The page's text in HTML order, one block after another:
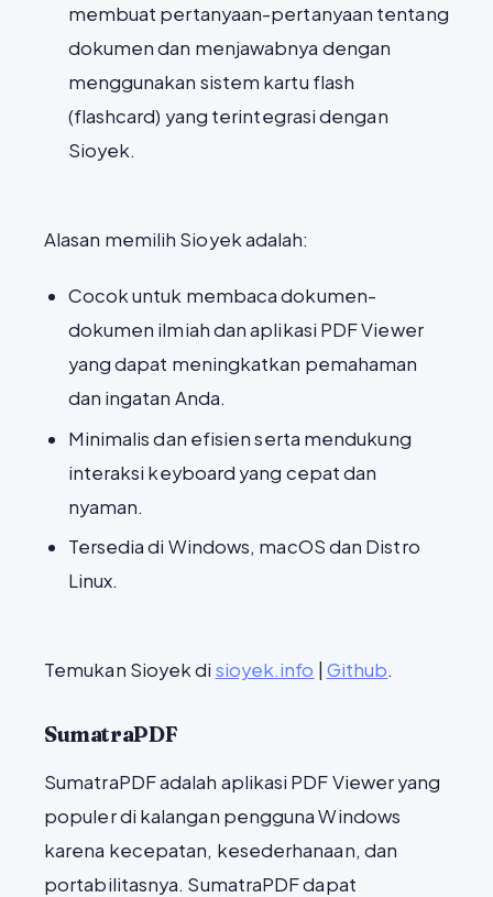
membuat pertanyaan-pertanyaan tentang
dokumen dan menjawabnya dengan
menggunakan sistem kartu flash
(flashcard) yang terintegrasi dengan
Sioyek.
Alasan memilih Sioyek adalah:
Cocok untuk membaca dokumen-
dokumen ilmiah dan aplikasi PDF Viewer
yang dapat meningkatkan pemahaman
dan ingatan Anda.
Minimalis dan efisien serta mendukung
interaksi keyboard yang cepat dan
nyaman.
Tersedia di Windows, macOS dan Distro
Linux.
Temukan Sioyek di sioyek.info Github.
SumatraPDF
SumatraPDF adalah aplikasi PDF Viewer yang
populer di kalangan pengguna Windows
karena kecepatan, kesederhanaan, dan
portabilitasnya. SumatraPDF dapat